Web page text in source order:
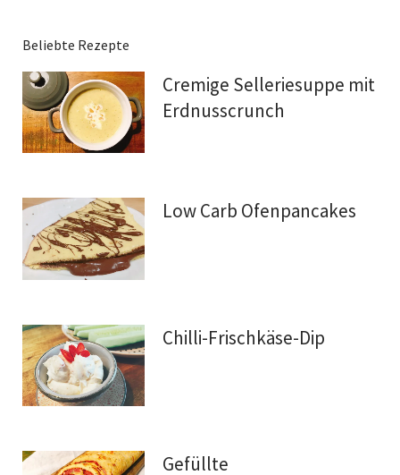
Beliebte Rezepte
Cremige Selleriesuppe mit
Erdnusscrunch
Low Carb Ofenpancakes
Chilli-Frischkäse-Dip
Gefüllte